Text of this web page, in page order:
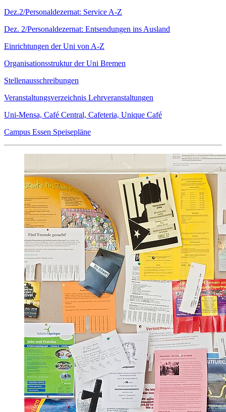
Dez.2/Personaldezernat: Service A-Z
Dez. 2/Personaldezernat: Entsendungen ins Ausland
Einrichtungen der Uni von A-Z
Organisationsstruktur der Uni Bremen
Stellenausschreibungen
Veranstaltungsverzeichnis Lehrveranstaltungen
Uni-Mensa, Café Central, Cafeteria, Unique Café
Campus Essen Speisepläne